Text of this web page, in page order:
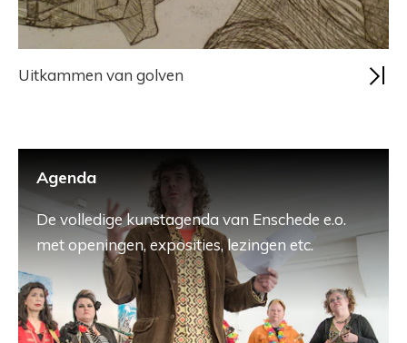
Uitkammen van golven
Agenda
De volledige kunstagenda van Enschede e.o.
met openingen, exposities, lezingen etc.